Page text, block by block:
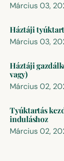
Március 03,
Háztáji
Március 03,
Háztáji
vagy)
Március 02,
Tyúktartás
induláshoz
Március 02,